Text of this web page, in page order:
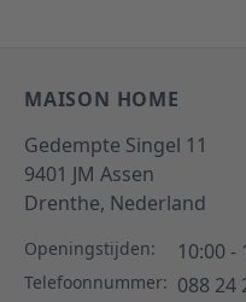
MAISON HOME
Gedempte Singel 11
9401 JM Assen
Drenthe, Nederland
Openingstijden: 10:00 -
Telefoonnummer: 088 24